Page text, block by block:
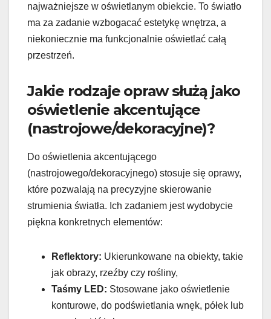
najważniejsze w oświetlanym obiekcie. To światło
ma za zadanie wzbogacać estetykę wnętrza, a
niekoniecznie ma funkcjonalnie oświetlać całą
przestrzeń.
Jakie rodzaje opraw służą jako
oświetlenie akcentujące
(nastrojowe/dekoracyjne)?
Do oświetlenia akcentującego
(nastrojowego/dekoracyjnego) stosuje się oprawy,
które pozwalają na precyzyjne skierowanie
strumienia światła. Ich zadaniem jest wydobycie
piękna konkretnych elementów:
Reflektory: Ukierunkowane na obiekty, takie
jak obrazy, rzeźby czy rośliny,
Taśmy LED: Stosowane jako oświetlenie
konturowe, do podświetlania wnęk, półek lub